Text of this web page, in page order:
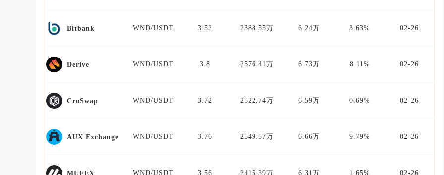
Bitbank WND/USDT 3.52 2388.55万 6.24万 3.63% 02-26
Derive WND/USDT 3.8 2576.41万 6.73万 8.11% 02-26
CroSwap WND/USDT 3.72 2522.74万 6.59万 0.69% 02-26
AUX Exchange WND/USDT 3.76 2549.57万 6.66万 9.79% 02-26
MUFEX WND/USDT 3.56 2415.39万 6.31万 1.65% 02-26